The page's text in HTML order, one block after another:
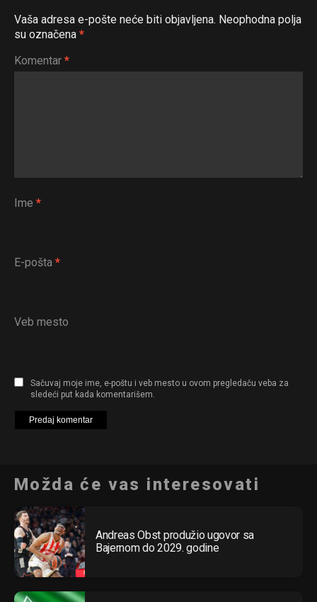
Vaša adresa e-pošte neće biti objavljena. Neophodna polja
su označena *
Komentar *
Ime *
E-pošta *
Veb mesto
Sačuvaj moje ime, e-poštu i veb mesto u ovom pregledaču veba za
sledeći put kada komentarišem.
Možda će vas interesovati
Andreas Obst produžio ugovor sa
Bajernom do 2029. godine